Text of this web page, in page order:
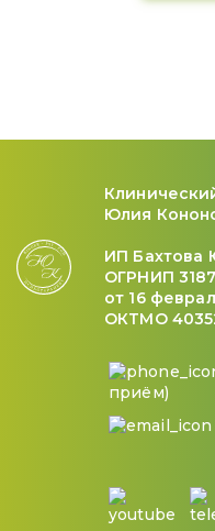
Юлия
ИП Бахтова
ОГРНИП
от 16
ОКТМО
приём)